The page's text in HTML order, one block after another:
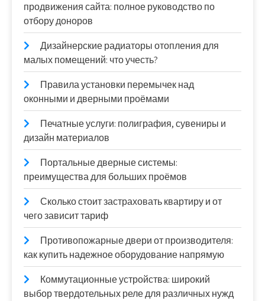
продвижения сайта: полное руководство по
отбору доноров
Дизайнерские радиаторы отопления для
малых помещений: что учесть?
Правила установки перемычек над
оконными и дверными проёмами
Печатные услуги: полиграфия, сувениры и
дизайн материалов
Портальные дверные системы:
преимущества для больших проёмов
Сколько стоит застраховать квартиру и от
чего зависит тариф
Противопожарные двери от производителя:
как купить надежное оборудование напрямую
Коммутационные устройства: широкий
выбор твердотельных реле для различных нужд